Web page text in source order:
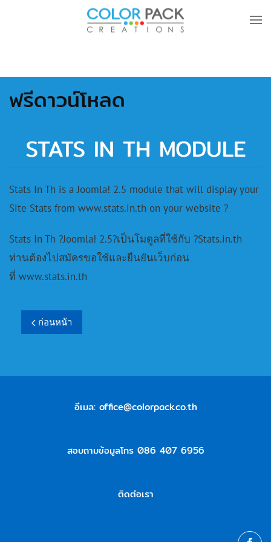
Skip to main content
ฟรีดาวน์โหลด
STATS IN TH MODULE
Stats In Th is a Joomla! 2.5 module that will display your
Site Stats from www.stats.in.th on your website ?
Stats In Th ?Joomla! 2.5?เป็นโมดูลที่ใช้กับ ?Stats.in.th
ท่านต้องไปสมัครขอใช้และยืนยันเว็บก่อน
ที่ www.stats.in.th
ก่อนหน้า
อีเมล: office@colorpack.co.th
สอบถามข้อมูลโทร 086 407 6956
ติดต่อเรา